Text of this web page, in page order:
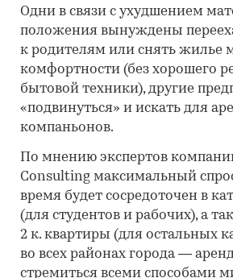
Одни в связи с ухудшением
положения вынуждены
к родителям или снять жилье
комфортности (без хорошего
бытовой техники), другие
«подвинуться» и искать для
компаньонов.
По мнению экспертов
Consulting максимальный
время будет сосредоточен в
(для студентов и рабочих), а
2 к. квартиры (для остальных
во всех районах города —
стремиться всеми способами